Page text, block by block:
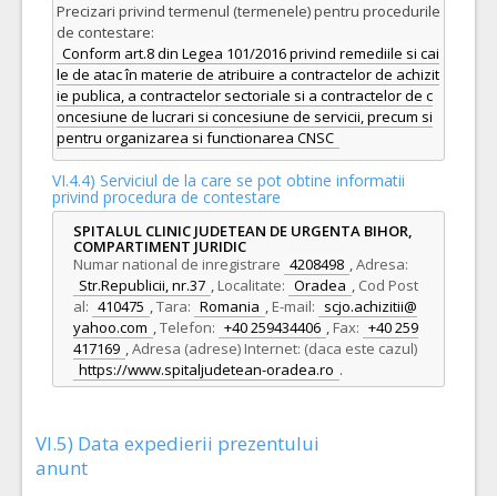
Precizari privind termenul (termenele) pentru procedurile
de contestare:
Conform art.8 din Legea 101/2016 privind remediile si cai
le de atac în materie de atribuire a contractelor de achizit
ie publica, a contractelor sectoriale si a contractelor de c
oncesiune de lucrari si concesiune de servicii, precum si
pentru organizarea si functionarea CNSC
VI.4.4) Serviciul de la care se pot obtine informatii
privind procedura de contestare
SPITALUL CLINIC JUDETEAN DE URGENTA BIHOR,
COMPARTIMENT JURIDIC
Numar national de inregistrare 4208498 ,Adresa:
Str.Republicii, nr.37 , Localitate: Oradea , Cod Post
al: 410475 ,Tara: Romania , E-mail: scjo.achizitii@
yahoo.com ,Telefon: +40 259434406 , Fax: +40 259
417169 ,Adresa (adrese) Internet: (daca este cazul)
https://www.spitaljudetean-oradea.ro .
VI.5) Data expedierii prezentului
anunt